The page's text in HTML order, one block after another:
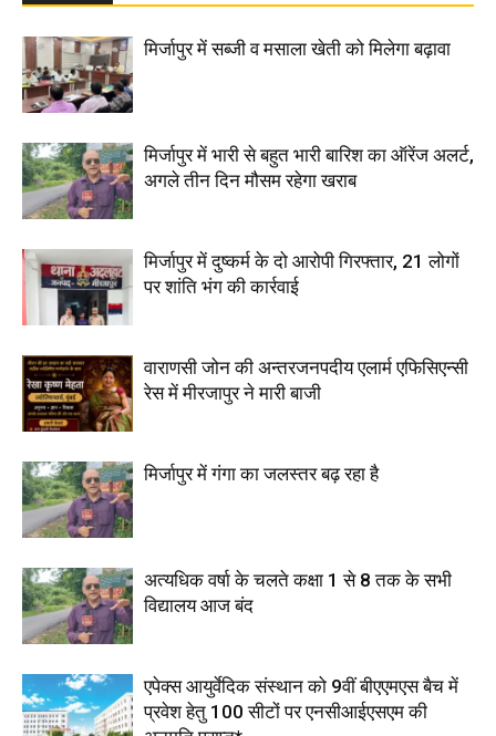
मिर्जापुर में सब्जी व मसाला खेती को मिलेगा बढ़ावा
मिर्जापुर में भारी से बहुत भारी बारिश का ऑरेंज अलर्ट,
अगले तीन दिन मौसम रहेगा खराब
मिर्जापुर में दुष्कर्म के दो आरोपी गिरफ्तार, 21 लोगों
पर शांति भंग की कार्रवाई
वाराणसी जोन की अन्तरजनपदीय एलार्म एफिसिएन्सी
रेस में मीरजापुर ने मारी बाजी
मिर्जापुर में गंगा का जलस्तर बढ़ रहा है
अत्यधिक वर्षा के चलते कक्षा 1 से 8 तक के सभी
विद्यालय आज बंद
एपेक्स आयुर्वेदिक संस्थान को 9वीं बीएएमएस बैच में
प्रवेश हेतु 100 सीटों पर एनसीआईएसएम की